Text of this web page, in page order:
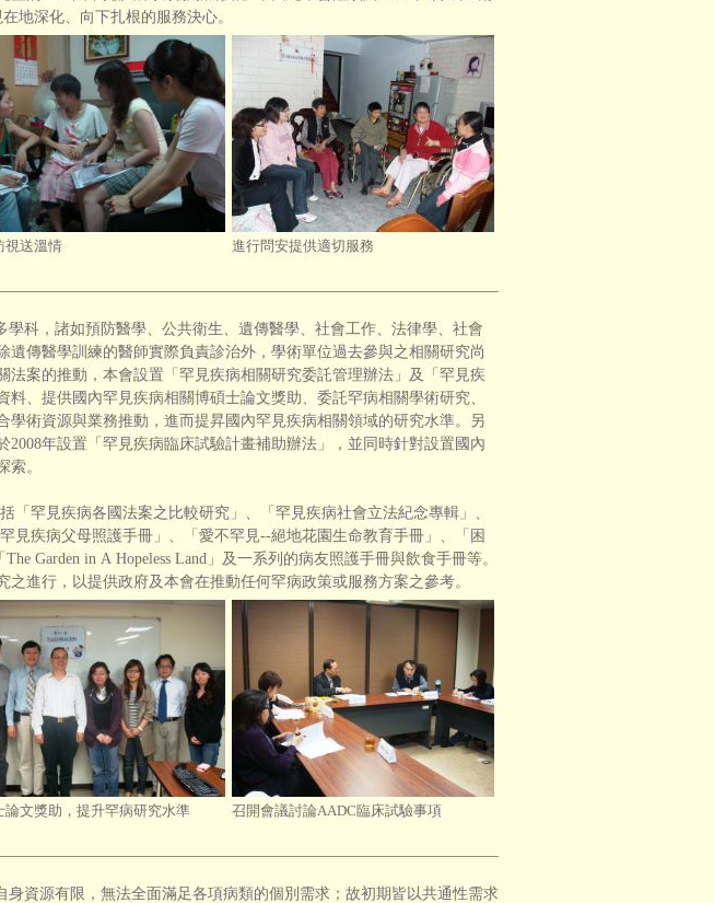
地深化、向下扎根的服務決心。
視送溫情 進行問安提供適切服務
科，諸如預防醫學、公共衛生、遺傳醫學、社會工作、法律學、社會
傳醫學訓練的醫師實際負責診治外，學術單位過去參與之相關研究尚
法案的推動，本會設置「罕見疾病相關研究委託管理辦法」及「罕見疾
、提供國內罕見疾病相關博碩士論文獎助、委託罕病相關學術研究、
學術資源與業務推動，進而提昇國內罕見疾病相關領域的研究水準。另
年設置「罕見疾病臨床試驗計畫補助辦法」，並同時針對設置國內
索。
罕見疾病各國法案之比較研究」、「罕見疾病社會立法紀念專輯」、
見疾病父母照護手冊」、「愛不罕見--絕地花園生命教育手冊」、「困
Garden in A Hopeless Land」及一系列的病友照護手冊與飲食手冊等。
進行，以提供政府及本會在推動任何罕病政策或服務方案之參考。
論文獎助，提升罕病研究水準 召開會議討論AADC臨床試驗事項
資源有限，無法全面滿足各項病類的個別需求；故初期皆以共通性需求